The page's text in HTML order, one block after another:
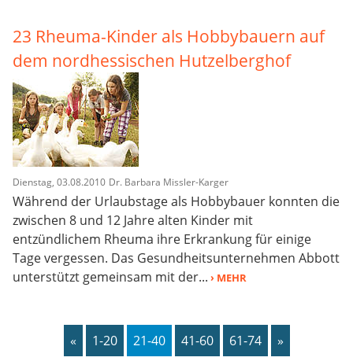
23 Rheuma-Kinder als Hobbybauern auf
dem nordhessischen Hutzelberghof
Dienstag, 03.08.2010 Dr. Barbara Missler-Karger
Während der Urlaubstage als Hobbybauer konnten die
zwischen 8 und 12 Jahre alten Kinder mit
entzündlichem Rheuma ihre Erkrankung für einige
Tage vergessen. Das Gesundheitsunternehmen Abbott
unterstützt gemeinsam mit der... › MEHR
« 1-20 21-40 41-60 61-74 »